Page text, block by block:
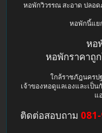
หอพักวิวรรณ สะอาด ปลอ
หอพักนี้แย
หอ
หอพักราคาถู
ใกล้ราชภัฎนครป
เจ้าของหอดูแลเองและเป็น
แ
ติดต่อสอบถาม